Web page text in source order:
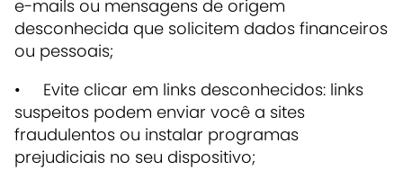
e-mails ou mensagens de origem
desconhecida que solicitem dados financeiros
ou pessoais;
• Evite clicar em links desconhecidos: links
suspeitos podem enviar você a sites
fraudulentos ou instalar programas
prejudiciais no seu dispositivo;